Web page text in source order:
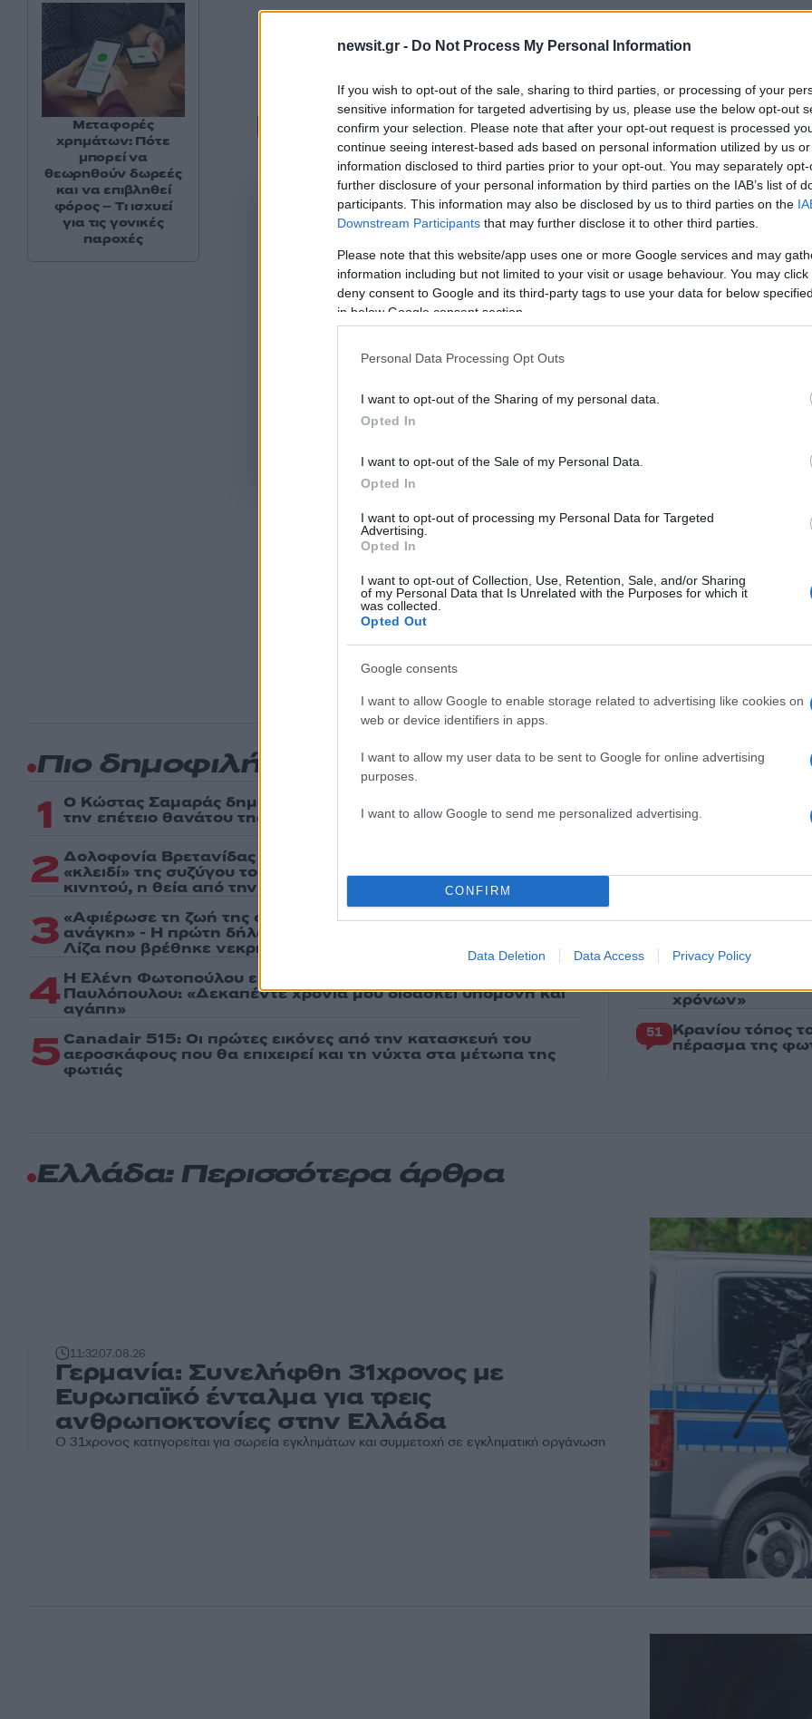
newsit.gr - Do Not Process My Personal Information
If you wish to opt-out of the sale, sharing to third parties, or processing of your
sensitive information for targeted advertising by us, please use the below opt-out
confirm your selection. Please note that after your opt-out request is processed
continue seeing interest-based ads based on personal information utilized by us
information disclosed to third parties prior to your opt-out. You may separately
further disclosure of your personal information by third parties on the IAB’s list of
participants. This information may also be disclosed by us to third parties on the
Downstream Participants that may further disclose it to other third parties.
Please note that this website/app uses one or more Google services and may
information including but not limited to your visit or usage behaviour. You may
deny consent to Google and its third-party tags to use your data for below
in below Google consent section.
Personal Data Processing Opt Outs
I want to opt-out of the Sharing of my personal data.
Opted In
I want to opt-out of the Sale of my Personal Data.
Opted In
I want to opt-out of processing my Personal Data for Targeted
Advertising.
Opted In
I want to opt-out of Collection, Use, Retention, Sale, and/or Sharing
of my Personal Data that Is Unrelated with the Purposes for which it
was collected.
Opted Out
Google consents
I want to allow Google to enable storage related to advertising like cookies on
web or device identifiers in apps.
I want to allow my user data to be sent to Google for online advertising
purposes.
I want to allow Google to send me personalized advertising.
CONFIRM
Data Deletion Data Access Privacy Policy
Σχόλια
Σχολίασε εδώ
50
2000 /
. Το site προστατεύεται από reCAPTCHA, ισχύουνΠολιτική Απορρήτου
Ελλάδα
METEO.GR
ΑΥΣΤΡΑΛΙΑ
Ακολουθήστε το Νewsit.gr στο
πρώτοι για όλη την ειδησεογραφία και τα
ημέρας
Μεταφορές
χρημάτων: Πότε
μπορεί να
θεωρηθούν δωρεές
και να επιβληθεί
φόρος – Τι ισχυεί
για τις γονικές
παροχές
Πιο δημοφιλή
1 Ο Κώστας Σαμαράς δημοσίευσε μία παιδική φωτογραφία για
την επέτειο θανάτου της αδελφής του, Λένας
2 Δολοφονία Βρετανίδας στην Κυψέλη: Οι δύο καταθέσεις
«κλειδί» της συζύγου του 26χρονου Αφγανού – Το στίγμα του
κινητού, η θεία από την Ινδία και τα απειλητικά μηνύματα
3 «Αφιέρωσε τη ζωή της στο να βοηθά ανθρώπους που είχαν
ανάγκη» - Η πρώτη δήλωση της οικογένειας της 38χρονης
Λίζα που βρέθηκε νεκρή στην Κυψέλη
4 Η Ελένη Φωτοπούλου ευχήθηκε για τη γιορτή του Άκη
Παυλόπουλου: «Δεκαπέντε χρόνια μου διδάσκει υπομονή και
αγάπη»
5 Canadair 515: Οι πρώτες εικόνες από την κατασκευή του
αεροσκάφους που θα επιχειρεί και τη νύχτα στα μέτωπα της
φωτιάς
Πιο
198 Μητσοτάκης
διασύνδεση
εμπιστοσύνης»
Έφυγαν οι
επόμενη μέρα
Αυγερινός,
Καρυστιανού:
Το πολωμένο
και Βοιωτία:
χρόνων»
51 Κρανίου τόπος
πέρασμα της
Ελλάδα: Περισσότερα άρθρα
11:3207.08.26
Γερμανία: Συνελήφθη 31χρονος με
Ευρωπαϊκό ένταλμα για τρεις
ανθρωποκτονίες στην Ελλάδα
Ο 31χρονος κατηγορείται για σωρεία εγκλημάτων και συμμετοχή σε εγκληματική οργάνωση